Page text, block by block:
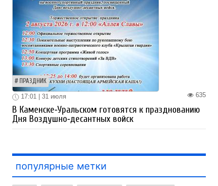
ПРАЗДНИК
635
17:01 | 31 июля
В Каменске‑Уральском готовятся к празднованию
Дня Воздушно‑десантных войск
популярные метки